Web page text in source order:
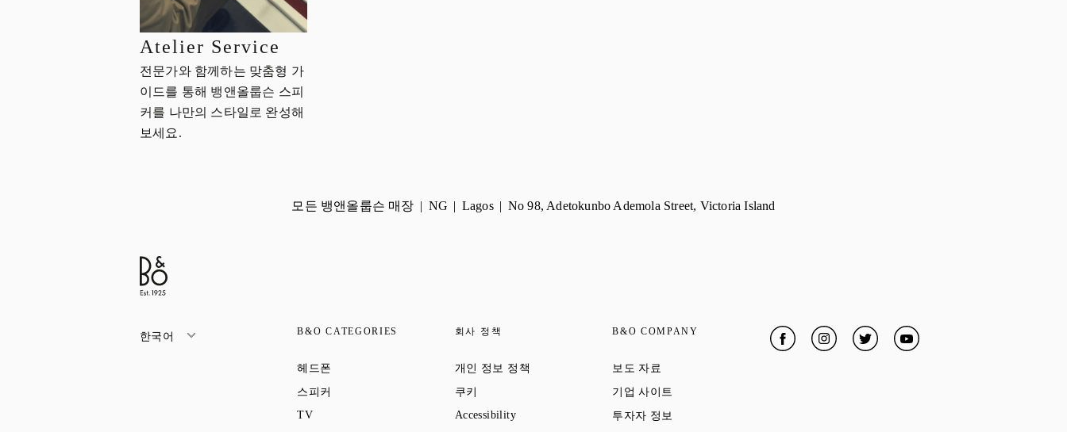
Atelier Service
전문가와 함께하는 맞춤형 가
이드를 통해 뱅앤올룹슨 스피
커를 나만의 스타일로 완성해
보세요.
모든 뱅앤올룹슨 매장 NG Lagos No 98, Adetokunbo Ademola Street, Victoria Island
한국어 B&O CATEGORIES
헤드폰
스피커
TVLink Opens in New Tab
회사 정책
개인 정보 정책 Link Opens in New Tab
쿠키
AccessibilityLink Opens in New Tab
B&O COMPANY
보도 자료
기업 사이트
투자자 정보
FacebookLink Opens in New Tab
InstagramLink Opens in New Tab
TwitterLink Opens in New Tab
YouTubeLink Opens in New Tab